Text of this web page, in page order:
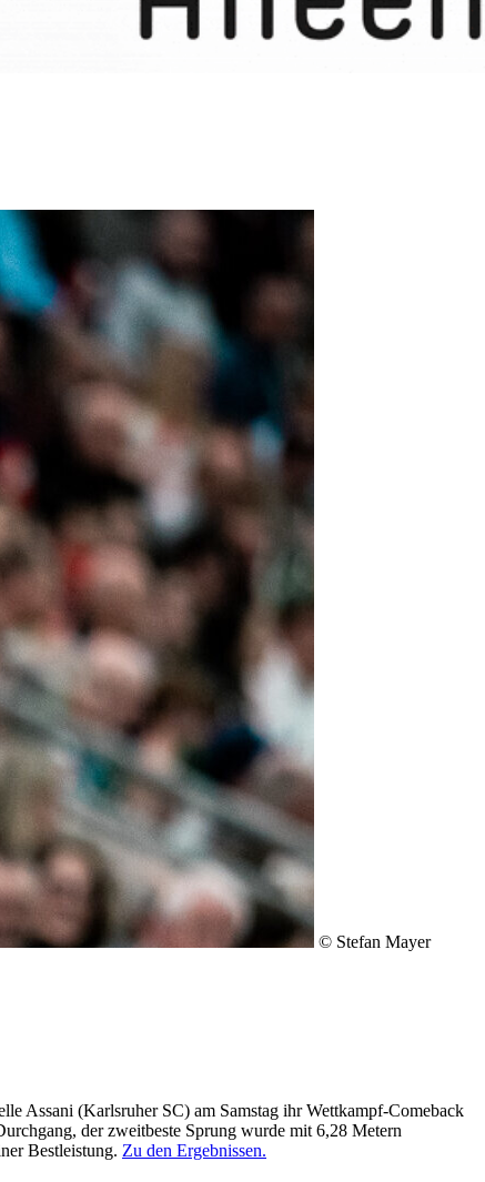
© Stefan Mayer
Assani (Karlsruher SC) am Samstag ihr Wettkampf-Comeback
der zweitbeste Sprung wurde mit 6,28 Metern
Bestleistung. Zu den Ergebnissen.